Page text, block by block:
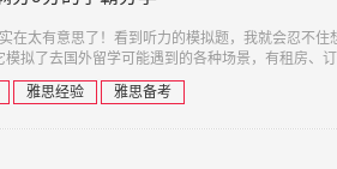
太有意思了！看到听力的模拟题，我就会忍不住
拟了去国外留学可能遇到的各种场景，有租房、
雅思经验 雅思备考